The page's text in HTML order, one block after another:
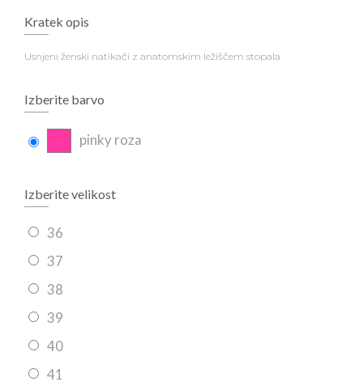
Kratek opis
Usnjeni ženski natikači z anatomskim ležiščem stopala
Izberite barvo
pinky roza
Izberite velikost
36
37
38
39
40
41